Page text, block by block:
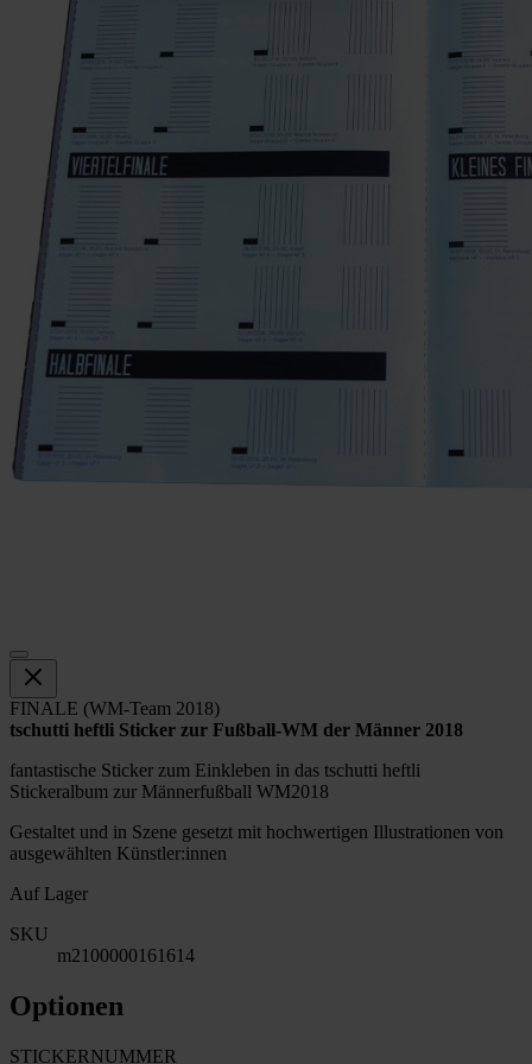
FINALE (WM-Team 2018)
tschutti heftli Sticker zur Fußball-WM der Männer 2018
fantastische Sticker zum Einkleben in das tschutti heftli
Stickeralbum zur Männerfußball WM2018
Gestaltet und in Szene gesetzt mit hochwertigen Illustrationen von
ausgewählten Künstler:innen
Auf Lager
SKU
m2100000161614
Optionen
STICKERNUMMER